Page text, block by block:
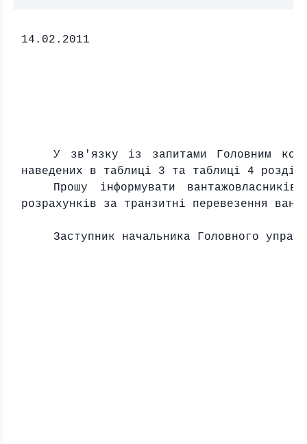
14.02.2011
У зв'язку із запитами Головним
наведених в таблиці 3 та таблиці 4
Прошу інформувати
розрахунків за транзитні перевезення
Заступник начальника Головного